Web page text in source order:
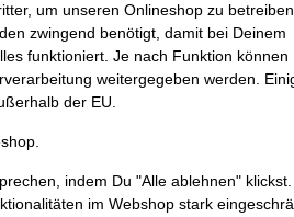
BESTELLEN
um unseren Onlineshop zu betreiben.
zwingend benötigt, damit bei Deinem
funktioniert. Je nach Funktion können
weitergegeben werden.
der EU.
indem Du "Alle ablehnen" klickst.
im Webshop stark